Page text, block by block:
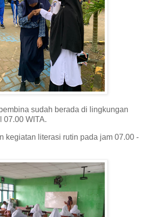
sudah berada di lingkungan
07.00 WITA.
kegiatan literasi rutin pada jam 07.00 -